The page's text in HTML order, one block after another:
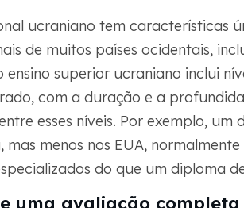
ucraniano tem características
de muitos países ocidentais,
ensino superior ucraniano inclui
com a duração e a
esses níveis. Por exemplo, um
menos nos EUA,
do que um diploma
uma avaliação completa